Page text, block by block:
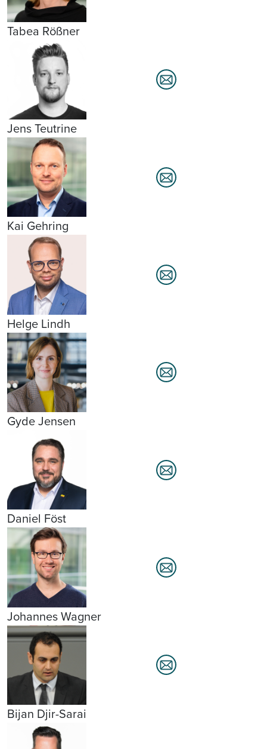
Tabea Rößner
Jens Teutrine
Kai Gehring
Helge Lindh
Gyde Jensen
Daniel Föst
Johannes Wagner
Bijan Djir-Sarai